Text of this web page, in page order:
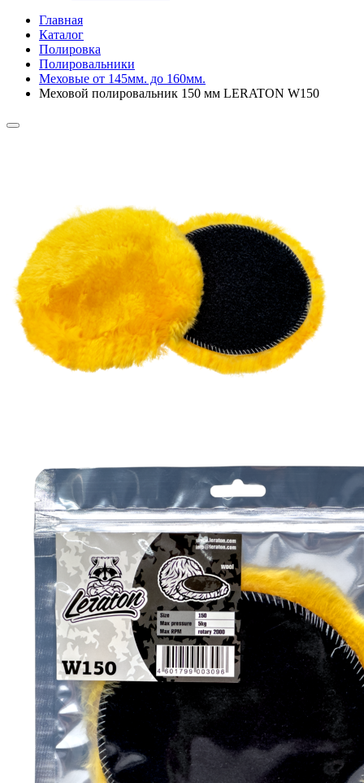
Главная
Каталог
Полировка
Полировальники
Меховые от 145мм. до 160мм.
Меховой полировальник 150 мм LERATON W150